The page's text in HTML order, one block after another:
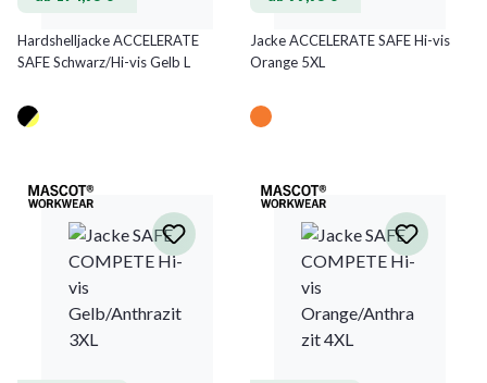
Hardshelljacke ACCELERATE
SAFE Schwarz/Hi-vis Gelb L
Jacke ACCELERATE SAFE Hi-vis
Orange 5XL